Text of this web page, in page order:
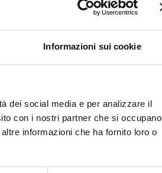
Informazioni sui cookie
dei social media e per analizzare il
con i nostri partner che si occupano
informazioni che ha fornito loro o
del sito web